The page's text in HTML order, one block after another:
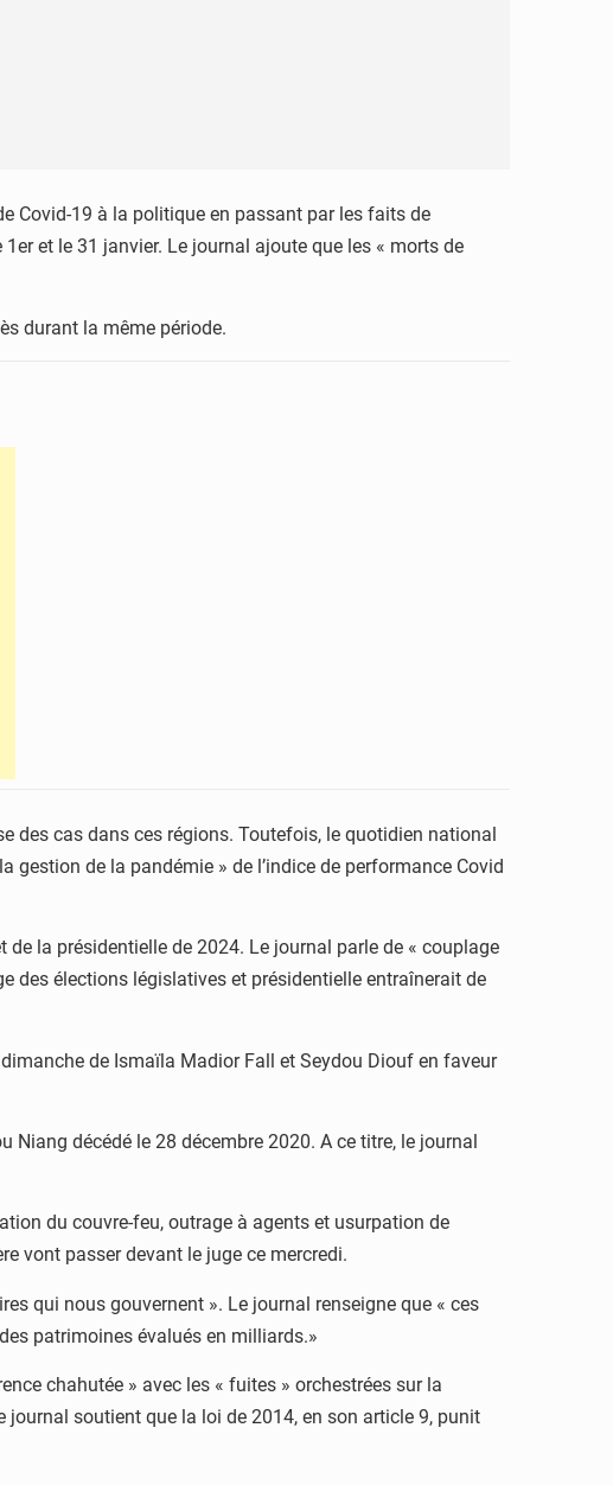
Covid-19 à la politique en passant par les faits de
et le 31 janvier. Le journal ajoute que les « morts de
durant la même période.
des cas dans ces régions. Toutefois, le quotidien national
de la pandémie » de l’indice de performance Covid
la présidentielle de 2024. Le journal parle de « couplage
des élections législatives et présidentielle entraînerait de
de Ismaïla Madior Fall et Seydou Diouf en faveur
Niang décédé le 28 décembre 2020. A ce titre, le journal
du couvre-feu, outrage à agents et usurpation de
vont passer devant le juge ce mercredi.
qui nous gouvernent ». Le journal renseigne que « ces
patrimoines évalués en milliards.»
chahutée » avec les « fuites » orchestrées sur la
soutient que la loi de 2014, en son article 9, punit